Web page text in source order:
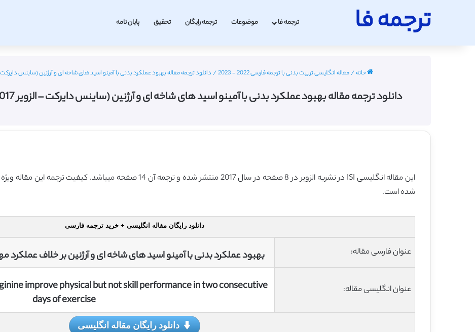
ترجمه فا ترجمه فا موضوعات ترجمه رایگان تحقیق پایان نامه
خانه/مقاله انگلیسی تربیت بدنی با ترجمه فارسی 2022 - 2023 / دانلود ترجمه مقاله بهبود عملکرد بدنی با آمینو اسید های شاخه ای و آرژنین (ساینس دایرکت – الزویر 2017) (ترجمه
دانلود ترجمه مقاله بهبود عملکرد بدنی با آمینو اسید های شاخه ای و آرژنین (ساینس دایرکت – الزویر 2017) (ترجمه ویژه – طلایی
این مقاله انگلیسی ISI در نشریه الزویر در 8 صفحه در سال 2017 منتشر شده و ترجمه آن 14 صفحه میباشد. کیفیت ترجمه این مقاله ویژه – طلایی
شده است.
دانلود رایگان مقاله انگلیسی + خرید ترجمه فارسی
عنوان فارسی مقاله: بهبود عملکرد بدنی با آمینو اسید های شاخه ای و آرژنین بر خلاف
عنوان انگلیسی مقاله:
improve physical but not skill performance in two consecutive
days of exercise
دانلود رایگان مقاله انگلیسی